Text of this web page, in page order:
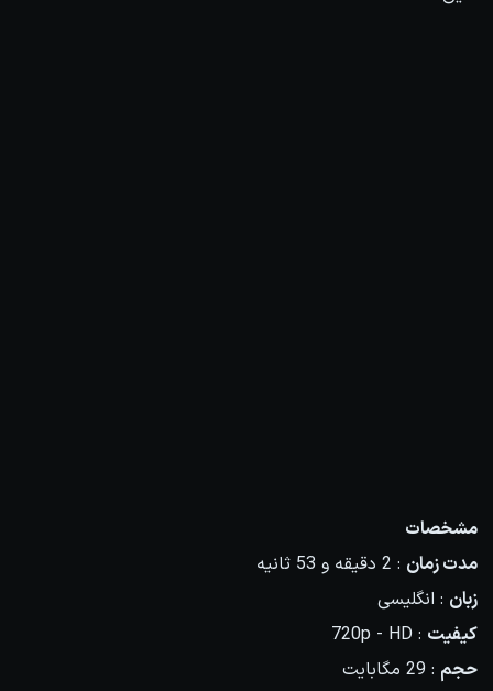
مشخصات
مدت زمان : 2 دقیقه و 53 ثانیه
زبان : انگلیسی
کیفیت : 720p - HD
حجم : 29 مگابایت